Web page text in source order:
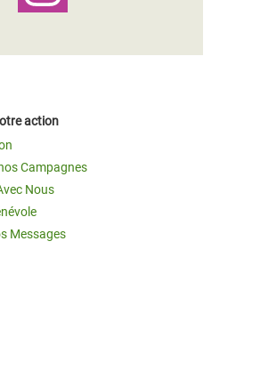
action
Campagnes
Nous
Messages